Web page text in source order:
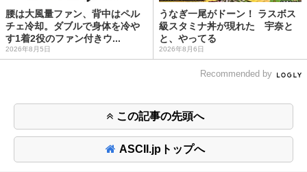
腰は大風量ファン、背中はペル
チェ冷却。ダブルで身体を冷や
す1着2役のファン付きウ...
2026年8月5日
うなぎ一尾がドーン！ ラスボス
級スタミナ丼が現れた 宇奈と
と、やってる
2026年8月6日
Recommended by
この記事の先頭へ
ASCII.jpトップへ